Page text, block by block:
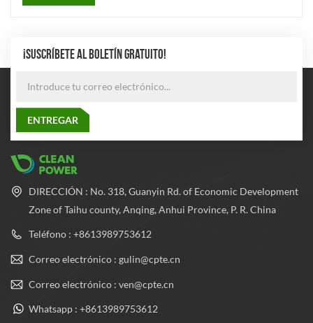
¡SUSCRÍBETE AL BOLETÍN GRATUITO!
DIRECCIÓN : No. 318, Guanyin Rd. of Economic Development
Zone of Taihu county, Anqing, Anhui Province, P. R. China
Teléfono : +8613989753612
Correo electrónico : gulin@cpte.cn
Correo electrónico : ven@cpte.cn
Whatsapp : +8613989753612